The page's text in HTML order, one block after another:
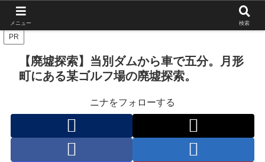
PR
【廃墟探索】当別ダムから車で五分。月形
町にある某ゴルフ場の廃墟探索。
ニナをフォローする
メニュー 検索